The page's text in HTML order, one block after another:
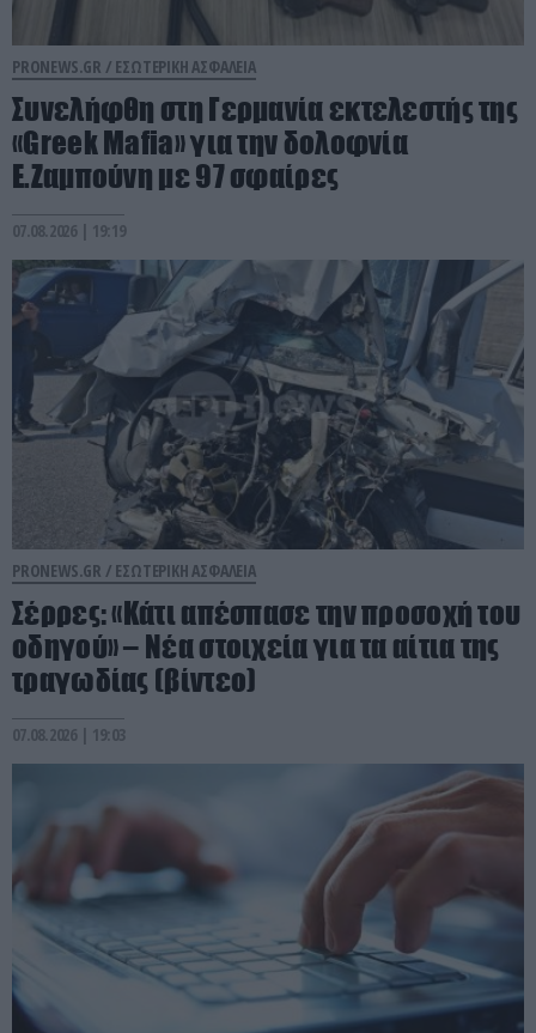
PRONEWS.GR / ΕΣΩΤΕΡΙΚΗ ΑΣΦΑΛΕΙΑ
Συνελήφθη στη Γερμανία εκτελεστής της
«Greek Mafia» για την δολοφνία
Ε.Ζαμπούνη με 97 σφαίρες
07.08.2026 | 19:19
PRONEWS.GR / ΕΣΩΤΕΡΙΚΗ ΑΣΦΑΛΕΙΑ
Σέρρες: «Κάτι απέσπασε την προσοχή του
οδηγού» – Νέα στοιχεία για τα αίτια της
τραγωδίας (βίντεο)
07.08.2026 | 19:03